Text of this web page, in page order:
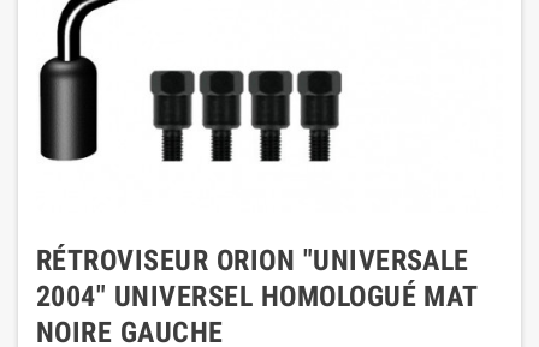
RÉTROVISEUR ORION "UNIVERSALE
2004" UNIVERSEL HOMOLOGUÉ MAT
NOIRE GAUCHE